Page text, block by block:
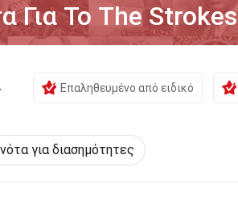
Για Το The Strokes
Επαληθευμένο από ειδικό
για διασημότητες